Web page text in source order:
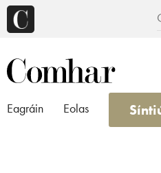
Eagráin Eolas